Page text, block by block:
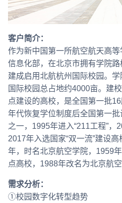
客户简介：
作为新中国第一所航空航天高
信息化部，在北京市拥有学院
建成启用北航杭州国际校园。
国际校园总占地约4000亩。建
点建设的高校，是全国第一批
年代恢复学位制度后全国第一
之一，1995年进入“211工程”，
2017年入选国家“双一流”建设
年，时名北京航空学院，1959
点高校，1988年改名为北京航空
需求分析：
①校园数字化转型趋势